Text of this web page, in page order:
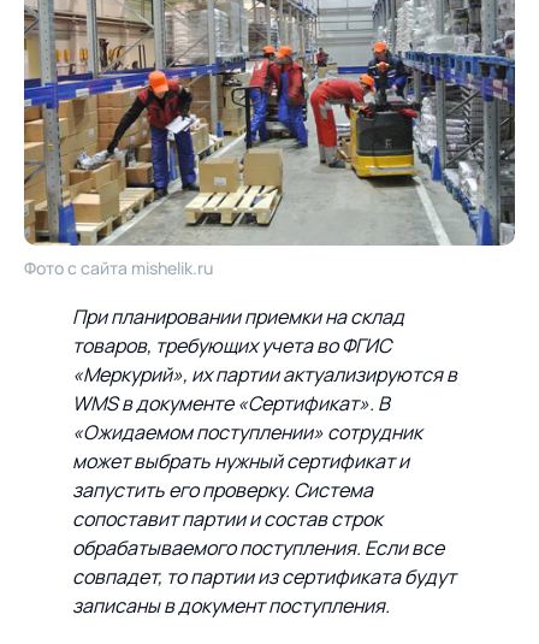
Фото с сайта mishelik.ru
При планировании приемки на склад
товаров, требующих учета во ФГИС
«Меркурий», их партии актуализируются в
WMS в документе «Сертификат». В
«Ожидаемом поступлении» сотрудник
может выбрать нужный сертификат и
запустить его проверку. Система
сопоставит партии и состав строк
обрабатываемого поступления. Если все
совпадет, то партии из сертификата будут
записаны в документ поступления.